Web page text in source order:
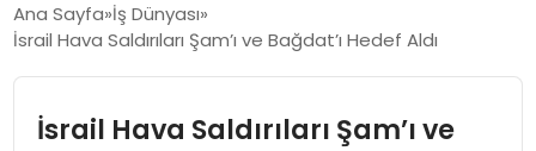
YAŞAM
Ana Sayfa İş Dünyası
İsrail Hava Saldırıları Şam’ı ve Bağdat’ı Hedef Aldı
İsrail Hava Saldırıları Şam’ı ve